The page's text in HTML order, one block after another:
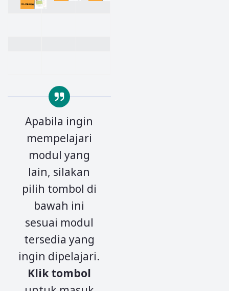
Apabila ingin
mempelajari
modul yang
lain, silakan
pilih tombol di
bawah ini
sesuai modul
tersedia yang
ingin dipelajari.
Klik tombol